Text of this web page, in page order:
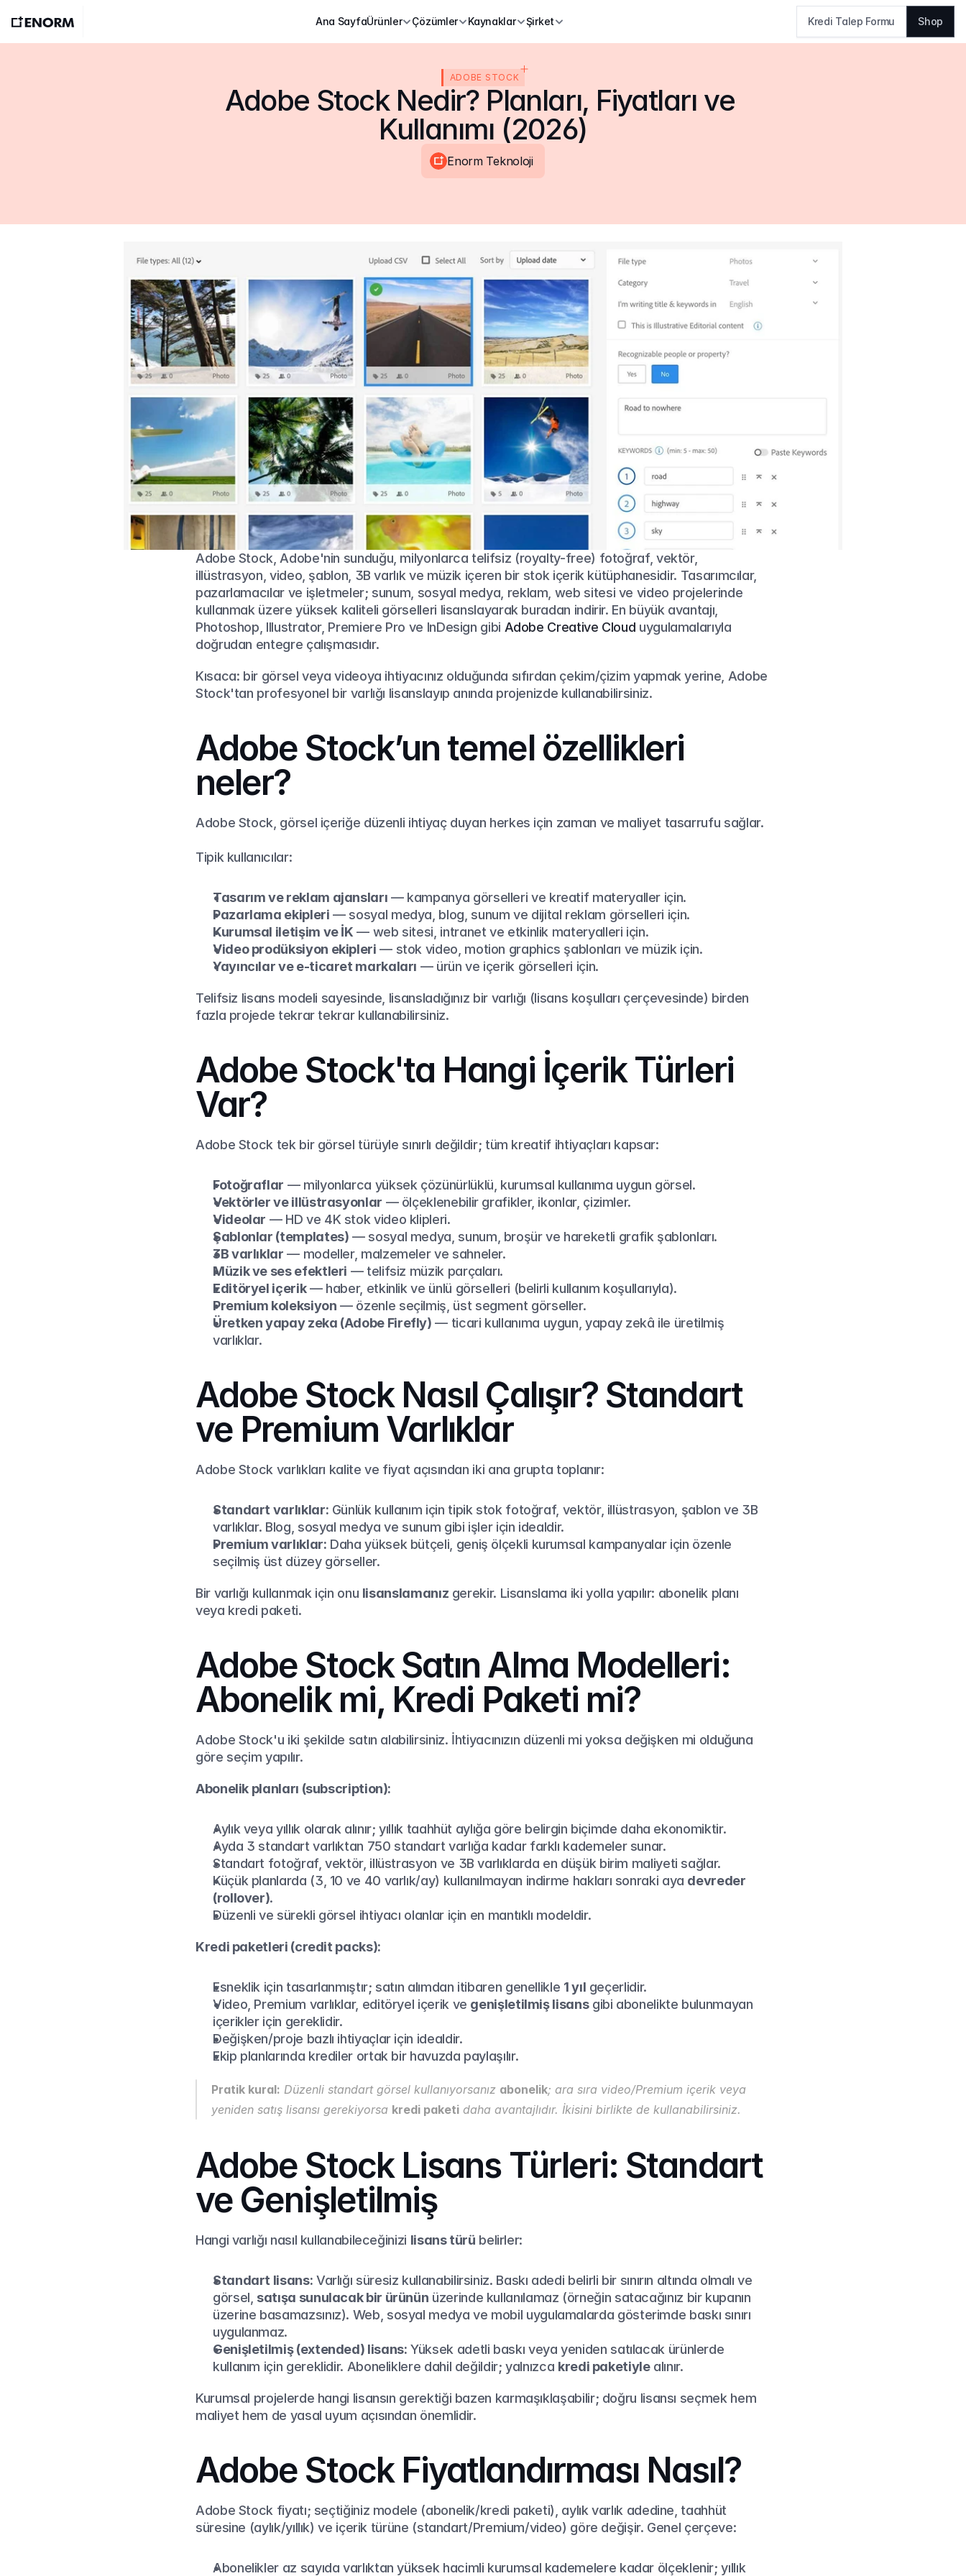
Ana SayfaÜrünler Çözümler Kaynaklar Şirket Kredi Talep Formu Shop
ADOBE STOCK
Adobe Stock Nedir? Planları, Fiyatları ve
Kullanımı (2026)
Enorm Teknoloji
Adobe Stock, Adobe'nin sunduğu, milyonlarca telifsiz (royalty-free) fotoğraf, vektör,
illüstrasyon, video, şablon, 3B varlık ve müzik içeren bir stok içerik kütüphanesidir. Tasarımcılar,
pazarlamacılar ve işletmeler; sunum, sosyal medya, reklam, web sitesi ve video projelerinde
kullanmak üzere yüksek kaliteli görselleri lisanslayarak buradan indirir. En büyük avantajı,
Photoshop, Illustrator, Premiere Pro ve InDesign gibi Adobe Creative Cloud uygulamalarıyla
doğrudan entegre çalışmasıdır.
Kısaca: bir görsel veya videoya ihtiyacınız olduğunda sıfırdan çekim/çizim yapmak yerine, Adobe
Stock'tan profesyonel bir varlığı lisanslayıp anında projenizde kullanabilirsiniz.
Adobe Stock’un temel özellikleri
neler?
Adobe Stock, görsel içeriğe düzenli ihtiyaç duyan herkes için zaman ve maliyet tasarrufu sağlar.
Tipik kullanıcılar:
Tasarım ve reklam ajansları — kampanya görselleri ve kreatif materyaller için.
Pazarlama ekipleri — sosyal medya, blog, sunum ve dijital reklam görselleri için.
Kurumsal iletişim ve İK — web sitesi, intranet ve etkinlik materyalleri için.
Video prodüksiyon ekipleri — stok video, motion graphics şablonları ve müzik için.
Yayıncılar ve e-ticaret markaları — ürün ve içerik görselleri için.
Telifsiz lisans modeli sayesinde, lisansladığınız bir varlığı (lisans koşulları çerçevesinde) birden
fazla projede tekrar tekrar kullanabilirsiniz.
Adobe Stock'ta Hangi İçerik Türleri
Var?
Adobe Stock tek bir görsel türüyle sınırlı değildir; tüm kreatif ihtiyaçları kapsar:
Fotoğraflar — milyonlarca yüksek çözünürlüklü, kurumsal kullanıma uygun görsel.
Vektörler ve illüstrasyonlar — ölçeklenebilir grafikler, ikonlar, çizimler.
Videolar — HD ve 4K stok video klipleri.
Şablonlar (templates) — sosyal medya, sunum, broşür ve hareketli grafik şablonları.
3B varlıklar — modeller, malzemeler ve sahneler.
Müzik ve ses efektleri — telifsiz müzik parçaları.
Editöryel içerik — haber, etkinlik ve ünlü görselleri (belirli kullanım koşullarıyla).
Premium koleksiyon — özenle seçilmiş, üst segment görseller.
Üretken yapay zeka (Adobe Firefly) — ticari kullanıma uygun, yapay zekâ ile üretilmiş
varlıklar.
Adobe Stock Nasıl Çalışır? Standart
ve Premium Varlıklar
Adobe Stock varlıkları kalite ve fiyat açısından iki ana grupta toplanır:
Standart varlıklar: Günlük kullanım için tipik stok fotoğraf, vektör, illüstrasyon, şablon ve 3B
varlıklar. Blog, sosyal medya ve sunum gibi işler için idealdir.
Premium varlıklar: Daha yüksek bütçeli, geniş ölçekli kurumsal kampanyalar için özenle
seçilmiş üst düzey görseller.
Bir varlığı kullanmak için onu lisanslamanız gerekir. Lisanslama iki yolla yapılır: abonelik planı
veya kredi paketi.
Adobe Stock Satın Alma Modelleri:
Abonelik mi, Kredi Paketi mi?
Adobe Stock'u iki şekilde satın alabilirsiniz. İhtiyacınızın düzenli mi yoksa değişken mi olduğuna
göre seçim yapılır.
Abonelik planları (subscription):
Aylık veya yıllık olarak alınır; yıllık taahhüt aylığa göre belirgin biçimde daha ekonomiktir.
Ayda 3 standart varlıktan 750 standart varlığa kadar farklı kademeler sunar.
Standart fotoğraf, vektör, illüstrasyon ve 3B varlıklarda en düşük birim maliyeti sağlar.
Küçük planlarda (3, 10 ve 40 varlık/ay) kullanılmayan indirme hakları sonraki aya devreder
(rollover).
Düzenli ve sürekli görsel ihtiyacı olanlar için en mantıklı modeldir.
Kredi paketleri (credit packs):
Esneklik için tasarlanmıştır; satın alımdan itibaren genellikle 1 yıl geçerlidir.
Video, Premium varlıklar, editöryel içerik ve genişletilmiş lisans gibi abonelikte bulunmayan
içerikler için gereklidir.
Değişken/proje bazlı ihtiyaçlar için idealdir.
Ekip planlarında krediler ortak bir havuzda paylaşılır.
Pratik kural: Düzenli standart görsel kullanıyorsanız abonelik; ara sıra video/Premium içerik veya
yeniden satış lisansı gerekiyorsa kredi paketi daha avantajlıdır. İkisini birlikte de kullanabilirsiniz.
Adobe Stock Lisans Türleri: Standart
ve Genişletilmiş
Hangi varlığı nasıl kullanabileceğinizi lisans türü belirler:
Standart lisans: Varlığı süresiz kullanabilirsiniz. Baskı adedi belirli bir sınırın altında olmalı ve
görsel, satışa sunulacak bir ürünün üzerinde kullanılamaz (örneğin satacağınız bir kupanın
üzerine basamazsınız). Web, sosyal medya ve mobil uygulamalarda gösterimde baskı sınırı
uygulanmaz.
Genişletilmiş (extended) lisans: Yüksek adetli baskı veya yeniden satılacak ürünlerde
kullanım için gereklidir. Aboneliklere dahil değildir; yalnızca kredi paketiyle alınır.
Kurumsal projelerde hangi lisansın gerektiği bazen karmaşıklaşabilir; doğru lisansı seçmek hem
maliyet hem de yasal uyum açısından önemlidir.
Adobe Stock Fiyatlandırması Nasıl?
Adobe Stock fiyatı; seçtiğiniz modele (abonelik/kredi paketi), aylık varlık adedine, taahhüt
süresine (aylık/yıllık) ve içerik türüne (standart/Premium/video) göre değişir. Genel çerçeve:
Abonelikler az sayıda varlıktan yüksek hacimli kurumsal kademelere kadar ölçeklenir; yıllık